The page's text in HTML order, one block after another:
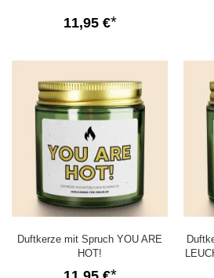
11,95 €
Duftkerze mit Spruch YOU ARE
HOT!